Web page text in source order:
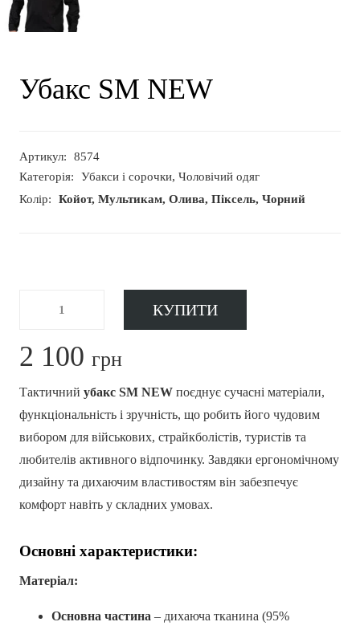
Убакс SM NEW
Артикул:
8574
Категорія:
Убакси і сорочки, Чоловічий одяг
Колір:
Койот, Мультикам, Олива, Піксель, Чорний
SM
КУПИТИ
2 100 грн
Тактичний убакс SM NEW поєднує сучасні матеріали,
функціональність і зручність, що робить його чудовим
вибором для військових, страйкболістів, туристів та
любителів активного відпочинку. Завдяки ергономічному
дизайну та дихаючим властивостям він забезпечує
комфорт навіть у складних умовах.
Основні характеристики:
Матеріал:
Основна частина – дихаюча тканина (95%